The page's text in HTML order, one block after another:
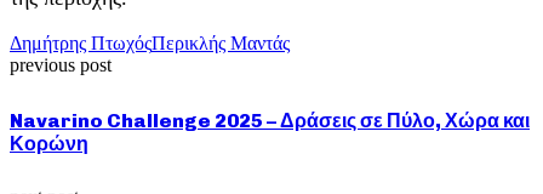
Δημήτρης ΠτωχόςΠερικλής Μαντάς
previous post
Navarino Challenge 2025 – Δράσεις σε Πύλο, Χώρα και
Κορώνη